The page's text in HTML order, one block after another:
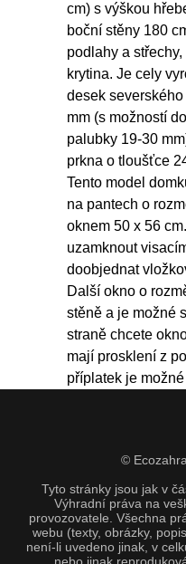
cm) s výškou
boční stěny 180
podlahy a
krytina. Je cely
desek
mm (s možností
palubky 19-30
prkna o tloušťce
Tento model
na pantech o
oknem 50 x 56
uzamknout
doobjednat
Další okno o
stěně a je možné
straně chcete
mají prosklení z
příplatek je
©
Tyto stránky jsou jak v
Výhradní práva na
provozovatele. Všechna
webu (texty, obrázky,
není-li uvedeno jinak, v